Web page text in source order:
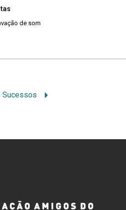
de som
Sucessos